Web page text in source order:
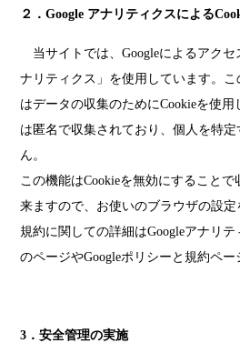
２．Google アナリティクスによる
当サイトでは、Googleによるアクセ
ナリティクス」を使用しています。こ
はデータの収集のためにCookieを使
は匿名で収集されており、個人を特
ん。
この機能はCookieを無効にすること
来ますので、お使いのブラウザの設
規約に関しての詳細はGoogleアナリ
のページやGoogleポリシーと規約ペー
3．安全管理の実施